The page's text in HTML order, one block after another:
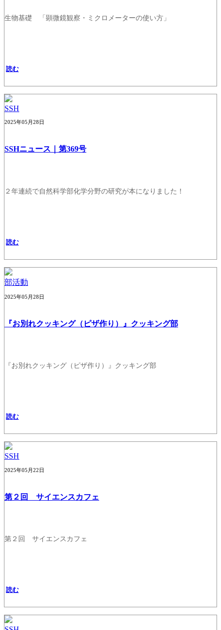
生物基礎 「顕微鏡観察・ミクロメーターの使い方」
読む
SSH
2025年05月28日
SSHニュース｜第369号
２年連続で自然科学部化学分野の研究が本になりました！
読む
部活動
2025年05月28日
『お別れクッキング（ピザ作り）』クッキング部
『お別れクッキング（ピザ作り）』クッキング部
読む
SSH
2025年05月22日
第２回 サイエンスカフェ
第２回 サイエンスカフェ
読む